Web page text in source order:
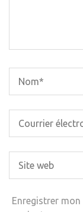
Enregistrer